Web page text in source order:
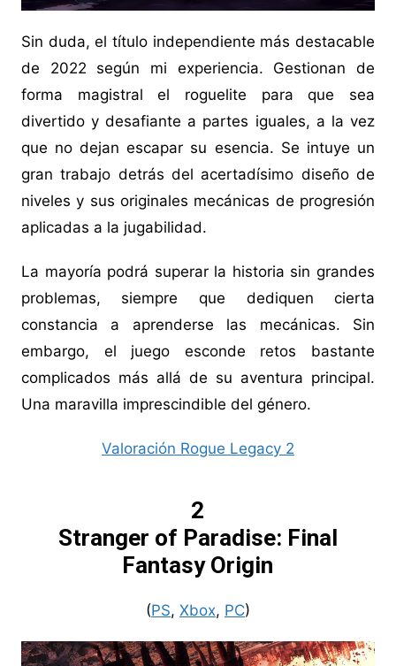
Sin duda, el título independiente más destacable
de 2022 según mi experiencia. Gestionan de
forma magistral el roguelite para que sea
divertido y desafiante a partes iguales, a la vez
que no dejan escapar su esencia. Se intuye un
gran trabajo detrás del acertadísimo diseño de
niveles y sus originales mecánicas de progresión
aplicadas a la jugabilidad.
La mayoría podrá superar la historia sin grandes
problemas, siempre que dediquen cierta
constancia a aprenderse las mecánicas. Sin
embargo, el juego esconde retos bastante
complicados más allá de su aventura principal.
Una maravilla imprescindible del género.
Valoración Rogue Legacy 2
2
Stranger of Paradise: Final
Fantasy Origin
(PS, Xbox, PC)